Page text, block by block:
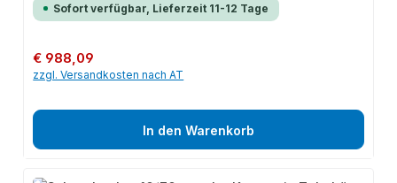
Sofort verfügbar, Lieferzeit 11-12 Tage
Regulärer Preis:
€ 988,09
zzgl. Versandkosten nach AT
In den Warenkorb